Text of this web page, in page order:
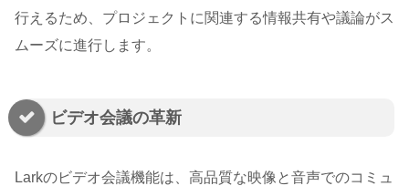
行えるため、プロジェクトに関連する情報共有や議論がス
ムーズに進行します。
ビデオ会議の革新
Larkのビデオ会議機能は、高品質な映像と音声でのコミュ